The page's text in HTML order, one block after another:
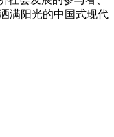
满阳光的中国式现代